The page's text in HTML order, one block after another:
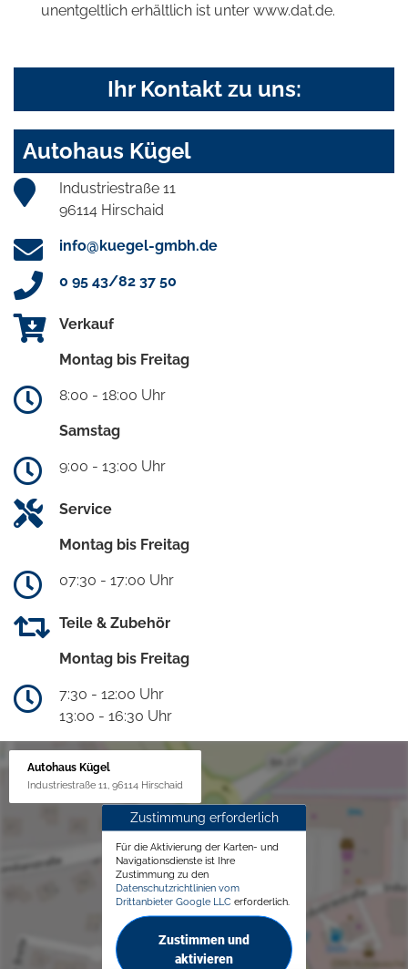
unentgeltlich erhältlich ist unter www.dat.de.
Ihr Kontakt zu uns:
Autohaus Kügel
Industriestraße 11
96114 Hirschaid
info@kuegel-gmbh.de
0 95 43/82 37 50
Verkauf
Montag bis Freitag
8:00 - 18:00 Uhr
Samstag
9:00 - 13:00 Uhr
Service
Montag bis Freitag
07:30 - 17:00 Uhr
Teile & Zubehör
Montag bis Freitag
7:30 - 12:00 Uhr
13:00 - 16:30 Uhr
Autohaus Kügel
Industriestraße 11, 96114 Hirschaid
Zustimmung erforderlich
Für die Aktivierung der Karten- und
Navigationsdienste ist Ihre
Zustimmung zu den
Datenschutzrichtlinien vom
Drittanbieter Google LLC erforderlich.
Zustimmen und
aktivieren